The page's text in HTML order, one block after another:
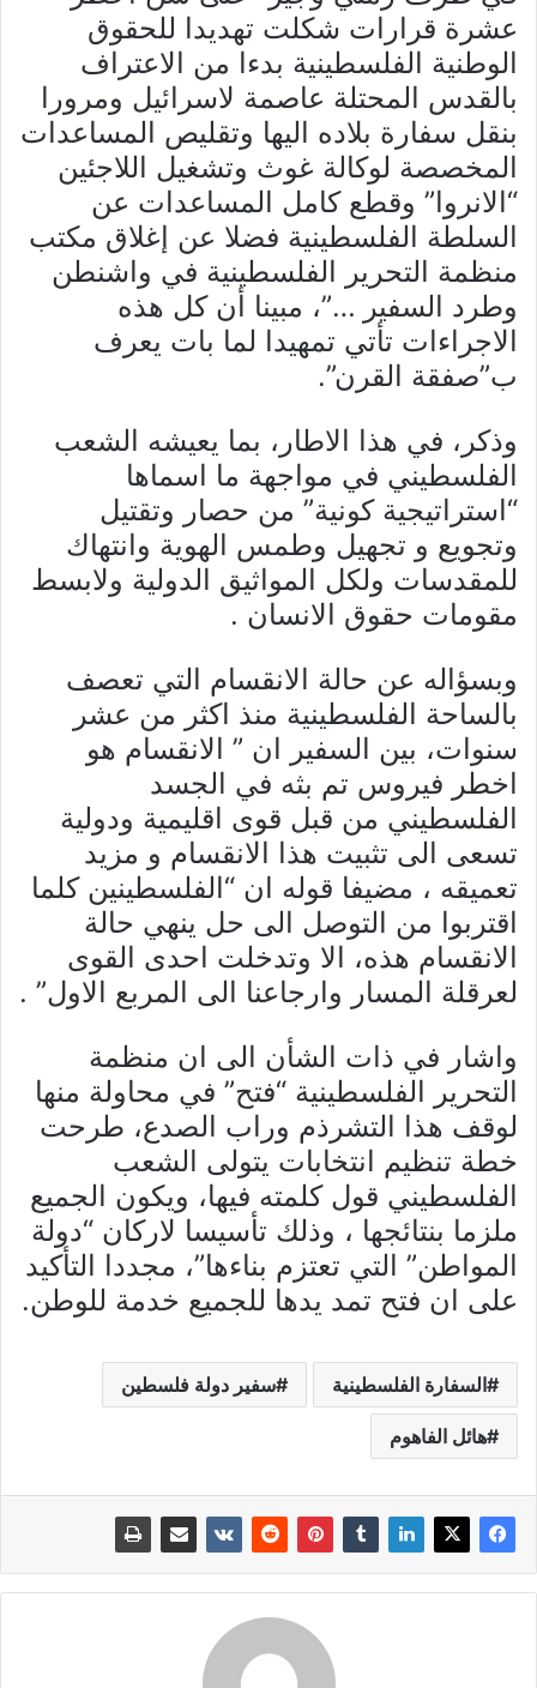
عشرة قرارات شكلت تهديدا للحقوق
الوطنية الفلسطينية بدءا من الاعتراف
بالقدس المحتلة عاصمة لاسرائيل ومرورا
بنقل سفارة بلاده اليها وتقليص المساعدات
المخصصة لوكالة غوث وتشغيل اللاجئين
“الانروا” وقطع كامل المساعدات عن
السلطة الفلسطينية فضلا عن إغلاق مكتب
منظمة التحرير الفلسطينية في واشنطن
وطرد السفير …”، مبينا أن كل هذه
الاجراءات تأتي تمهيدا لما بات يعرف
ب”صفقة القرن”.
وذكر، في هذا الاطار، بما يعيشه الشعب
الفلسطيني في مواجهة ما اسماها
“استراتيجية كونية” من حصار وتقتيل
وتجويع و تجهيل وطمس الهوية وانتهاك
للمقدسات ولكل المواثيق الدولية ولابسط
مقومات حقوق الانسان .
وبسؤاله عن حالة الانقسام التي تعصف
بالساحة الفلسطينية منذ اكثر من عشر
سنوات، بين السفير ان ” الانقسام هو
اخطر فيروس تم بثه في الجسد
الفلسطيني من قبل قوى اقليمية ودولية
تسعى الى تثبيت هذا الانقسام و مزيد
تعميقه ، مضيفا قوله ان “الفلسطينين كلما
اقتربوا من التوصل الى حل ينهي حالة
الانقسام هذه، الا وتدخلت احدى القوى
لعرقلة المسار وارجاعنا الى المربع الاول” .
واشار في ذات الشأن الى ان منظمة
التحرير الفلسطينية “فتح” في محاولة منها
لوقف هذا التشرذم وراب الصدع، طرحت
خطة تنظيم انتخابات يتولى الشعب
الفلسطيني قول كلمته فيها، ويكون الجميع
ملزما بنتائجها ، وذلك تأسيسا لاركان “دولة
المواطن” التي تعتزم بناءها”، مجددا التأكيد
على ان فتح تمد يدها للجميع خدمة للوطن.
السفارة الفلسطينية سفير دولة فلسطين
هائل الفاهوم